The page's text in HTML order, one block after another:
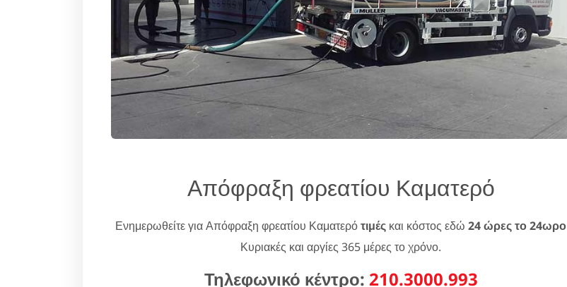
Απόφραξη φρεατίου Καματερό
Ενημερωθείτε για Απόφραξη φρεατίου Καματερότιμές και κόστος εδώ 24 ώρες το 24ωρο
Κυριακές και αργίες 365 μέρες το χρόνο.
Τηλεφωνικό κέντρο: 210.3000.993